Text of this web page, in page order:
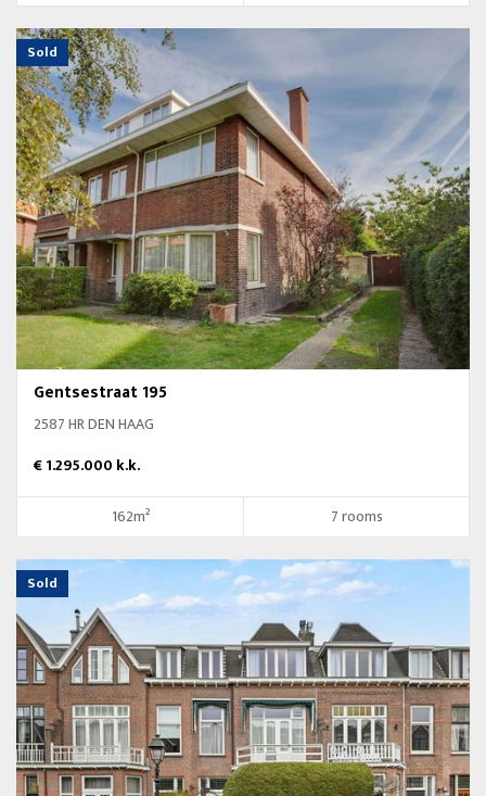
Sold
Gentsestraat 195
2587 HR DEN HAAG
€ 1.295.000 k.k.
162m² 7 rooms
Sold